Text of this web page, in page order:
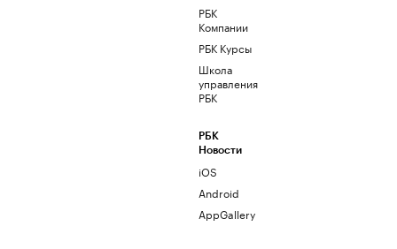
РБК
Компании
РБК Курсы
Школа
управления
РБК
РБК
Новости
iOS
Android
AppGallery